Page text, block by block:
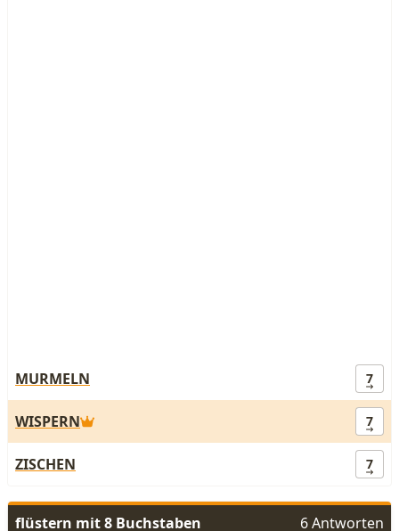
MURMELN 7
WISPERN 7
ZISCHEN 7
flüstern mit 8 Buchstaben 6 Antworten